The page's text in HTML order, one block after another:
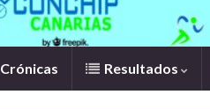
Crónicas Resultados